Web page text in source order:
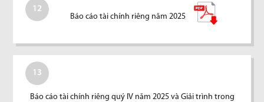
12
Báo cáo tài chính riêng năm 2025
13
Báo cáo tài chính riêng quý IV năm 2025 và Giải trình trong